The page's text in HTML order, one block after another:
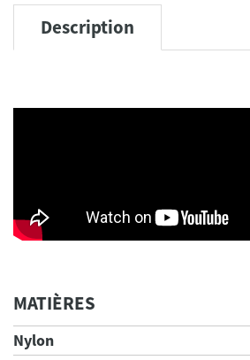
Description
MATIÈRES
Nylon